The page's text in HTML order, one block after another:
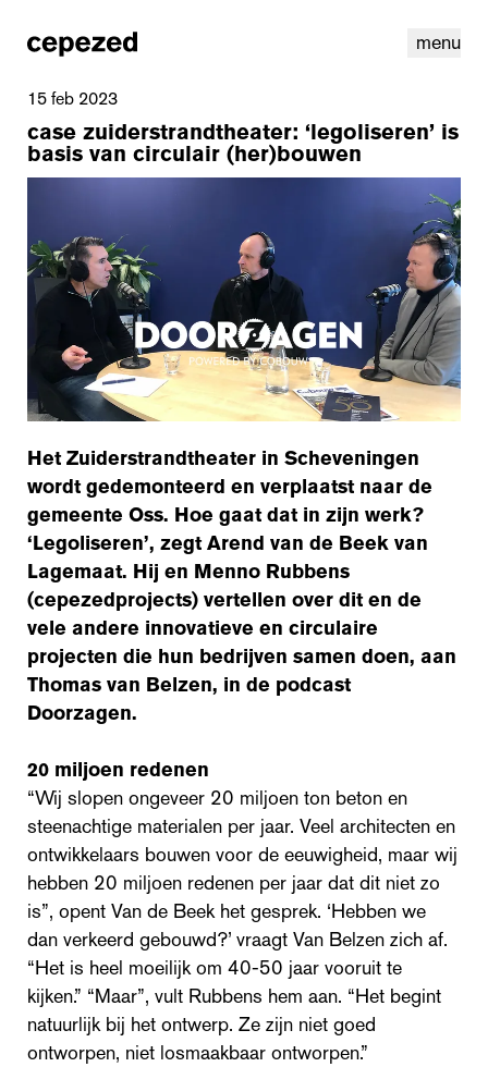
menu
linkedininstagram cookiesnl | en
15 feb 2023
case zuiderstrandtheater: ‘legoliseren’ is
basis van circulair (her)bouwen
Het Zuiderstrandtheater in Scheveningen
wordt gedemonteerd en verplaatst naar de
gemeente Oss. Hoe gaat dat in zijn werk?
‘Legoliseren’, zegt Arend van de Beek van
Lagemaat. Hij en Menno Rubbens
(cepezedprojects) vertellen over dit en de
vele andere innovatieve en circulaire
projecten die hun bedrijven samen doen, aan
Thomas van Belzen, in de podcast
Doorzagen.
20 miljoen redenen
“Wij slopen ongeveer 20 miljoen ton beton en
steenachtige materialen per jaar. Veel architecten en
ontwikkelaars bouwen voor de eeuwigheid, maar wij
hebben 20 miljoen redenen per jaar dat dit niet zo
is”, opent Van de Beek het gesprek. ‘Hebben we
dan verkeerd gebouwd?’ vraagt Van Belzen zich af.
“Het is heel moeilijk om 40-50 jaar vooruit te
kijken.” “Maar”, vult Rubbens hem aan. “Het begint
natuurlijk bij het ontwerp. Ze zijn niet goed
ontworpen, niet losmaakbaar ontworpen.”